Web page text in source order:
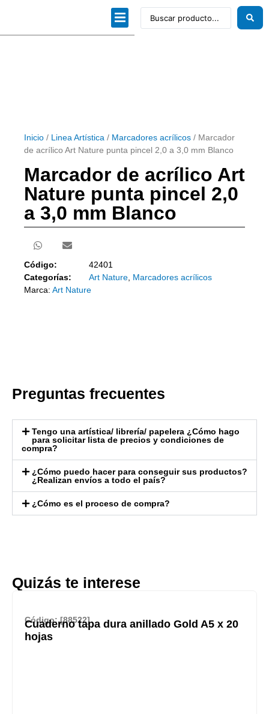
Inicio / Linea Artística / Marcadores acrílicos / Marcador
de acrílico Art Nature punta pincel 2,0 a 3,0 mm Blanco
Marcador de acrílico Art
Nature punta pincel 2,0
a 3,0 mm Blanco
Código:
42401
Categorías:
Art Nature Marcadores acrílicos
Marca: Art Nature
Preguntas frecuentes
Tengo una artística/ librería/ papelera ¿Cómo hago
para solicitar lista de precios y condiciones de
compra?
¿Cómo puedo hacer para conseguir sus productos?
¿Realizan envíos a todo el país?
¿Cómo es el proceso de compra?
Quizás te interese
Código: [88522]
Cuaderno tapa dura anillado Gold A5 x 20
hojas